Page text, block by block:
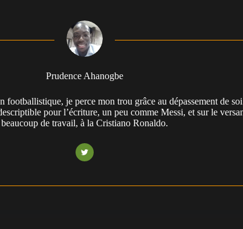
Prudence Ahanogbe
footballistique, je perce mon trou grâce au dépassement de
pour l’écriture, un peu comme Messi, et sur le
beaucoup de travail, à la Cristiano Ronaldo.